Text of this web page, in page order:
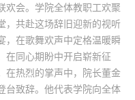
欢会。学院全体教职工欢聚
，共赴这场辞旧迎新的视听
，在歌舞欢声中定格温暖瞬
在同心期盼中开启崭新征
在热烈的掌声中，院长董金
台致辞。他代表学院向全体